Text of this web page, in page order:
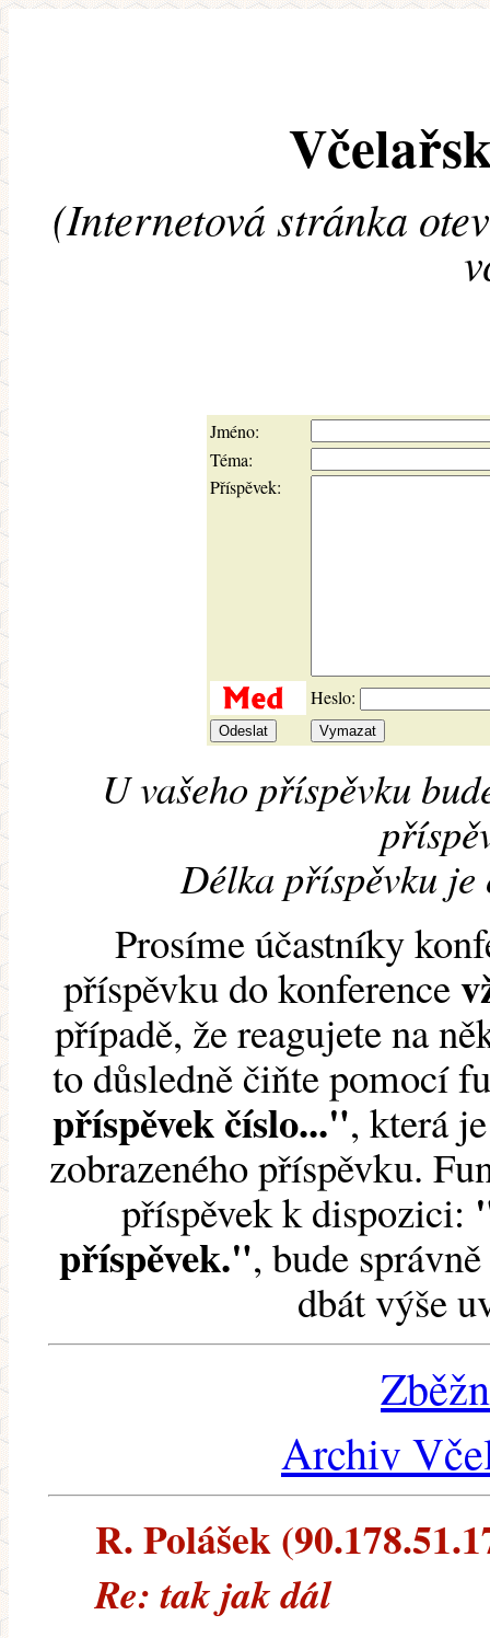
(Internetová stránka
Jméno:
Téma:
Příspěvek:
Heslo:
U vašeho příspěvku
Délka příspěvku je
Prosíme účastníky
příspěvku do konference
případě, že reagujete na
to důsledně čiňte pomocí
příspěvek číslo...", která
zobrazeného příspěvku.
příspěvek k dispozici:
příspěvek.", bude
dbát výše
Archiv
R. Polášek
Re: tak jak dál